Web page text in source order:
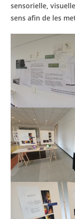
sensorielle,
sens afin de les